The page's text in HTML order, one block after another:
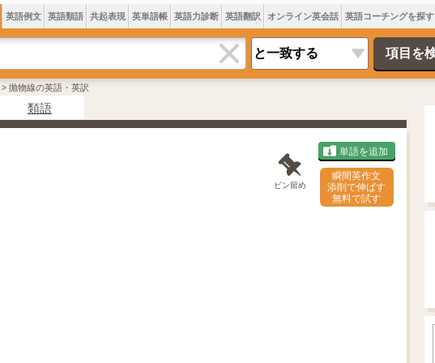
英語例文 英語類語 共起表現 英単語帳 英語力診断 英語翻訳 オンライン英会話 英語コーチングを探す
> 抛物線の英語・英訳
類語
ピン留め
単語を追加
瞬間英作文
添削で伸ばす
無料で試す